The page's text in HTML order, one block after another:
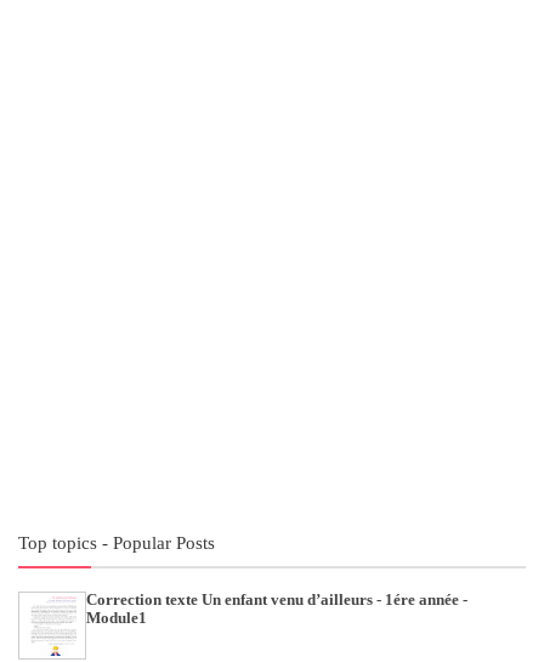
Top topics - Popular Posts
Correction texte Un enfant venu d’ailleurs - 1ére année -
Module1